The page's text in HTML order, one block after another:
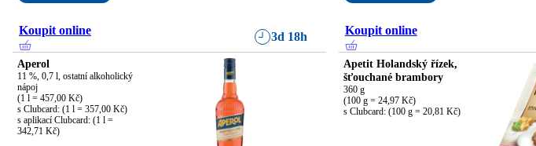
Koupit online 3d 18h
Aperol
11 %, 0,7 l, ostatní alkoholický
nápoj
(1 l = 457,00 Kč)
s Clubcard: (1 l = 357,00 Kč)
s aplikací Clubcard: (1 l =
342,71 Kč)
Koupit online
Apetit Holandský řízek,
šťouchané brambory
360 g
(100 g = 24,97 Kč)
s Clubcard: (100 g = 20,81 Kč)